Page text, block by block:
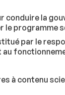
conduire la
programme
par le
au
à contenu